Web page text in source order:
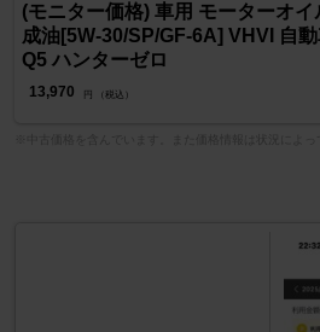
(モニター価格) 車用 モーターオ
成油[5W-30/SP/GF-6A] VHVI 自
Q5 ハンターゼロ
13,970 円 （税込）